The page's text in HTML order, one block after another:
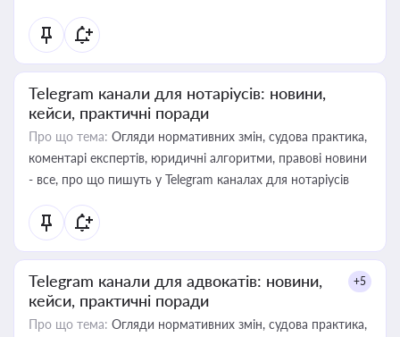
Telegram канали для нотаріусів: новини,
кейси, практичні поради
Про що тема: Огляди нормативних змін, судова практика,
коментарі експертів, юридичні алгоритми, правові новини
- все, про що пишуть у Telegram каналах для нотаріусів
Telegram канали для адвокатів: новини,
кейси, практичні поради
+5
Про що тема: Огляди нормативних змін, судова практика,